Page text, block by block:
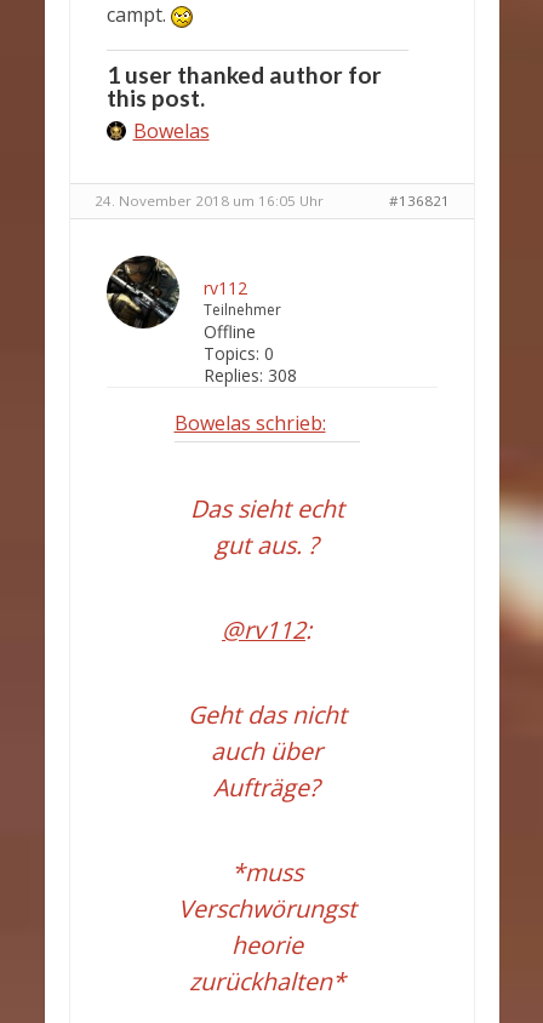
campt.
1 user thanked author for
this post.
Bowelas
24. November 2018 um 16:05 Uhr #136821
rv112
Teilnehmer
Offline
Topics: 0
Replies: 308
Bowelas schrieb:
Das sieht echt
gut aus. ?
@rv112:
Geht das nicht
auch über
Aufträge?
*muss
Verschwörungst
heorie
zurückhalten*